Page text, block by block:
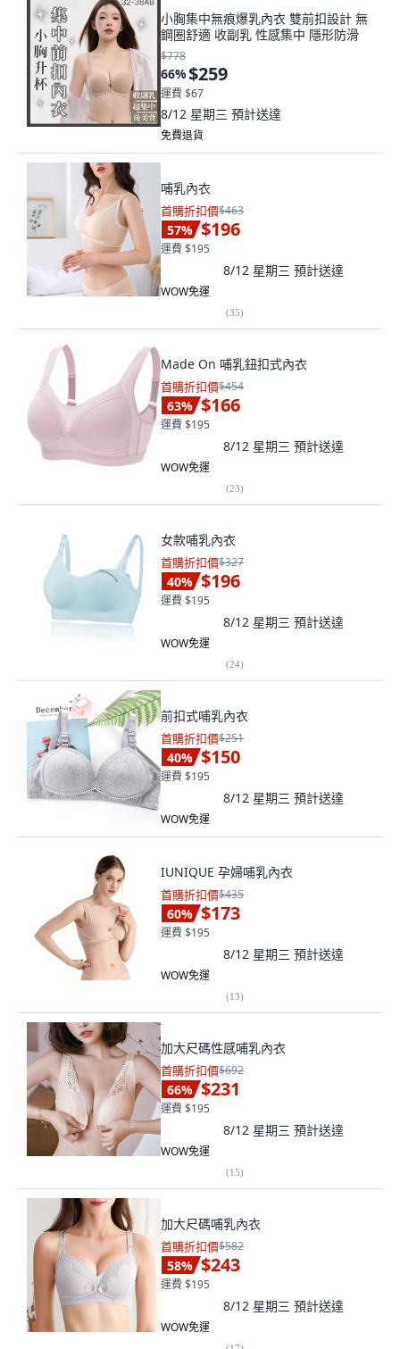
小胸集中無痕爆乳內衣 雙前扣設計 無
鋼圈舒適 收副乳 性感集中 隱形防滑
$778
66%$259
運費 $67
8/12 星期三 預計送達
免費退貨
哺乳內衣
首購折扣價$463
57% $196
運費 $195
8/12 星期三 預計送達
WOW免運
(35)
Made On 哺乳鈕扣式內衣
首購折扣價$454
63% $166
運費 $195
8/12 星期三 預計送達
WOW免運
(23)
女款哺乳內衣
首購折扣價$327
40% $196
運費 $195
8/12 星期三 預計送達
WOW免運
(24)
前扣式哺乳內衣
首購折扣價$251
40% $150
運費 $195
8/12 星期三 預計送達
WOW免運
IUNIQUE 孕婦哺乳內衣
首購折扣價$435
60% $173
運費 $195
8/12 星期三 預計送達
WOW免運
(13)
加大尺碼性感哺乳內衣
首購折扣價$692
66% $231
運費 $195
8/12 星期三 預計送達
WOW免運
(15)
加大尺碼哺乳內衣
首購折扣價$582
58% $243
運費 $195
8/12 星期三 預計送達
WOW免運